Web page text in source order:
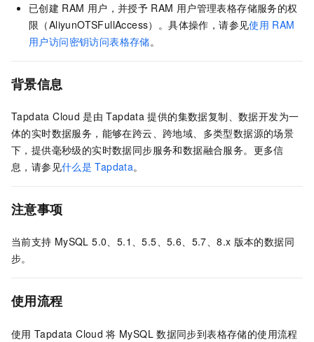
已创建 RAM 用户，并授予 RAM 用户管理表格存储服务的权
限（AliyunOTSFullAccess）。具体操作，请参见使用 RAM
用户访问密钥访问表格存储。
背景信息
Tapdata Cloud 是由 Tapdata 提供的集数据复制、数据开发为一
体的实时数据服务，能够在跨云、跨地域、多类型数据源的场景
下，提供毫秒级的实时数据同步服务和数据融合服务。更多信
息，请参见什么是 Tapdata。
注意事项
当前支持 MySQL 5.0、5.1、5.5、5.6、5.7、8.x 版本的数据同
步。
使用流程
使用 Tapdata Cloud 将 MySQL 数据同步到表格存储的使用流程